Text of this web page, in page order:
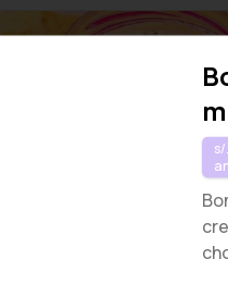
de queso crema con tomate y